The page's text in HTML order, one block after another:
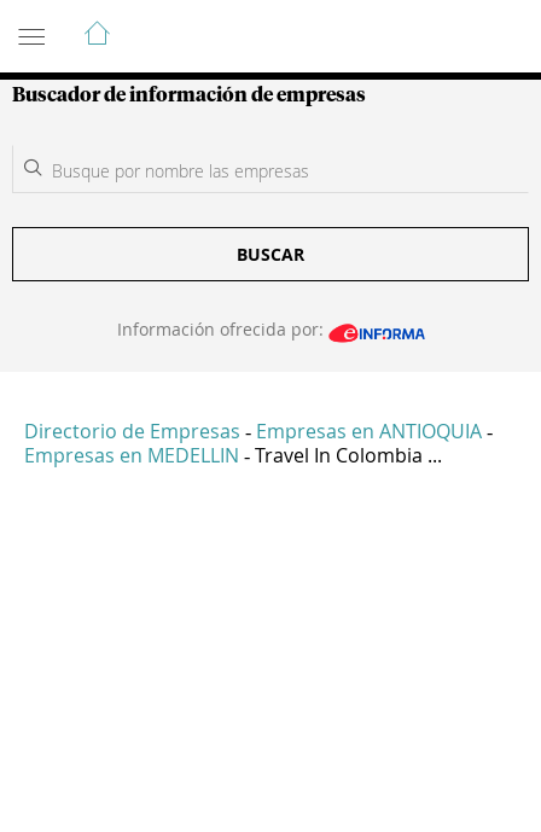
Guía de Empresas Colombianas
Buscador de información de empresas
BUSCAR
Información ofrecida por:
Directorio de Empresas - Empresas en ANTIOQUIA -
Empresas en MEDELLIN - Travel In Colombia ...